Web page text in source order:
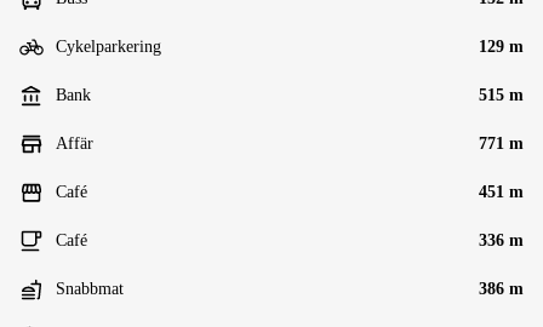
Cykelparkering 129 m
Bank 515 m
Affär 771 m
Café 451 m
Café 336 m
Snabbmat 386 m